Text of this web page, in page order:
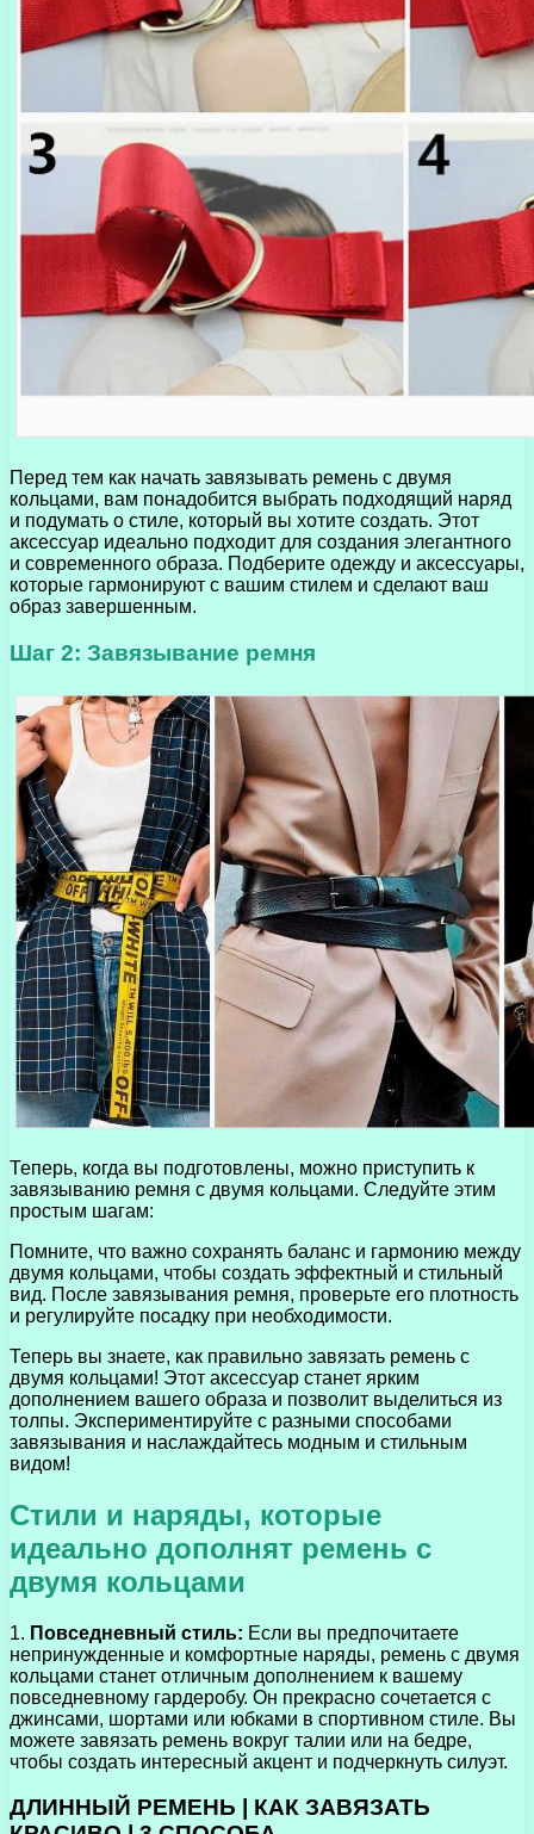
Перед тем как начать завязывать ремень с двумя
кольцами, вам понадобится выбрать подходящий наряд
и подумать о стиле, который вы хотите создать. Этот
аксессуар идеально подходит для создания элегантного
и современного образа. Подберите одежду и аксессуары,
которые гармонируют с вашим стилем и сделают ваш
образ завершенным.
Шаг 2: Завязывание ремня
Теперь, когда вы подготовлены, можно приступить к
завязыванию ремня с двумя кольцами. Следуйте этим
простым шагам:
Помните, что важно сохранять баланс и гармонию между
двумя кольцами, чтобы создать эффектный и стильный
вид. После завязывания ремня, проверьте его плотность
и регулируйте посадку при необходимости.
Теперь вы знаете, как правильно завязать ремень с
двумя кольцами! Этот аксессуар станет ярким
дополнением вашего образа и позволит выделиться из
толпы. Экспериментируйте с разными способами
завязывания и наслаждайтесь модным и стильным
видом!
Стили и наряды, которые
идеально дополнят ремень с
двумя кольцами
1. Повседневный стиль: Если вы предпочитаете
непринужденные и комфортные наряды, ремень с двумя
кольцами станет отличным дополнением к вашему
повседневному гардеробу. Он прекрасно сочетается с
джинсами, шортами или юбками в спортивном стиле. Вы
можете завязать ремень вокруг талии или на бедре,
чтобы создать интересный акцент и подчеркнуть силуэт.
ДЛИННЫЙ РЕМЕНЬ | КАК ЗАВЯЗАТЬ